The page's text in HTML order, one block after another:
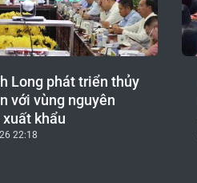
Long phát triển thủy
với vùng nguyên
xuất khẩu
22:18